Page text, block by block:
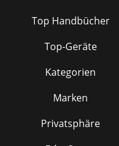
Top Handbücher
Top-Geräte
Kategorien
Marken
Privatsphäre